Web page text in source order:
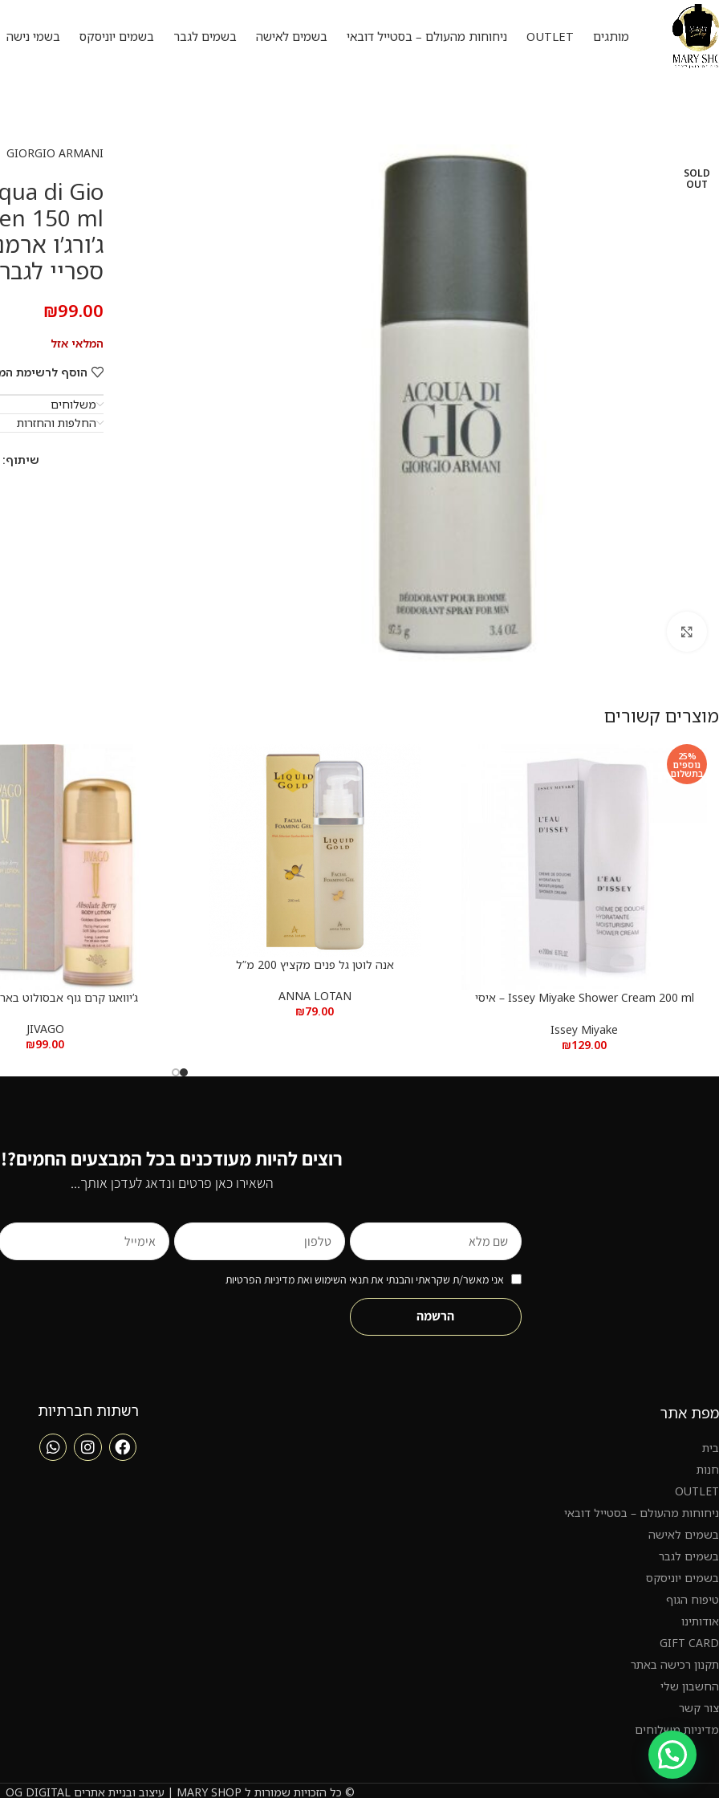
מותגים OUTLET ניחוחות מהעולם – בסטייל דובאי בשמים לאישה בשמים לגבר בשמים יוניסקס בשמי נישה
SOLD
OUT
GIORGIO ARMANI
di Gio
ג’ורג’ו
ספריי לגבר 150
₪99.00
המלאי אזל
הוסף לרשימת
משלוחים
החלפות והחזרות
שיתוף:
מוצרים קשורים
25%
נוספים
בתשלום
הוספה לסל
Issey Miyake Shower Cream 200 ml – איסי
Issey Miyake
₪129.00
הוספה לסלאנה לוטן גל פנים מקציץ 200 מ”ל
ANNA LOTAN
₪79.00
הוספה לסלג’יוואגו קרם גוף אבסולוט בארי 150
JIVAGO
₪99.00
רוצים להיות מעודכנים בכל המבצעים החמים?!
השאירו כאן פרטים ונדאג לעדכן אותך...
אני מאשר/ת שקראתי והבנתי את תנאי השימוש ואת מדיניות הפרטיות
הרשמה
מפת אתר
בית
חנות
OUTLET
ניחוחות מהעולם – בסטייל דובאי
בשמים לאישה
בשמים לגבר
בשמים יוניסקס
טיפוח הגוף
אודותינו
GIFT CARD
תקנון רכישה באתר
החשבון שלי
צור קשר
מדיניות משלוחים
רשתות חברתיות
© כל הזכויות שמורות ל MARY SHOP | עיצוב ובניית אתרים OG DIGITAL